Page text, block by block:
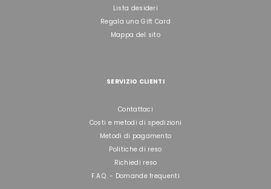
Lista desideri
Regala una Gift Card
Mappa del sito
SERVIZIO CLIENTI
Contattaci
Costi e metodi di spedizioni
Metodi di pagamento
Politiche di reso
Richiedi reso
F.A.Q. - Domande frequenti